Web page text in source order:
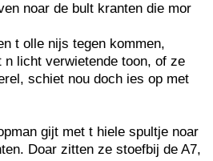
noar de bult kranten die mor
t olle nijs tegen kommen,
n licht verwietende toon, of ze
schiet nou doch ies op met
gijt met t hiele spultje noar
Doar zitten ze stoefbij de A7,